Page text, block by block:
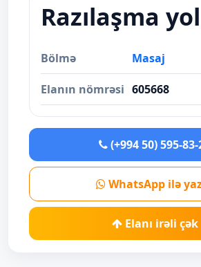
Razılaşma
Bölmə Masaj
Elanın nömrəsi 605668
(+994 50) 595-
WhatsApp ilə
Elanı irəli çək